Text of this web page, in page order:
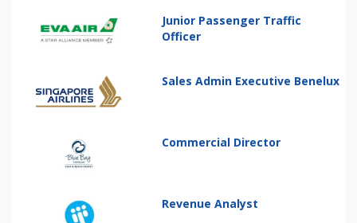
Junior Passenger Traffic
Officer
Sales Admin Executive Benelux
Commercial Director
Revenue Analyst